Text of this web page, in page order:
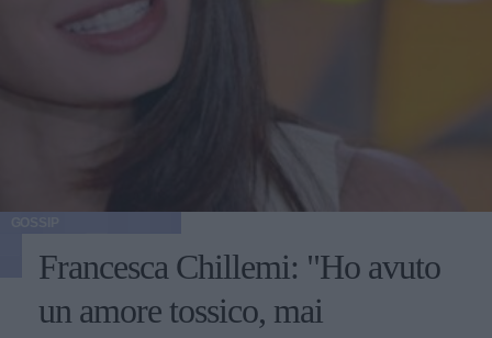
Francesca Chillemi: "Ho avuto
un amore tossico, mai